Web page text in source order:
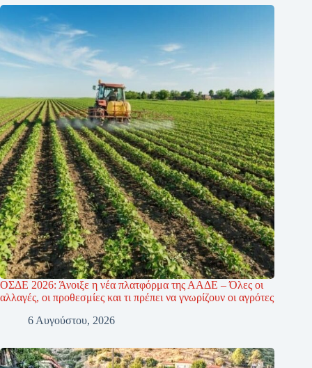
ΟΣΔΕ 2026: Άνοιξε η νέα πλατφόρμα της ΑΑΔΕ – Όλες οι
αλλαγές, οι προθεσμίες και τι πρέπει να γνωρίζουν οι αγρότες
6 Αυγούστου, 2026